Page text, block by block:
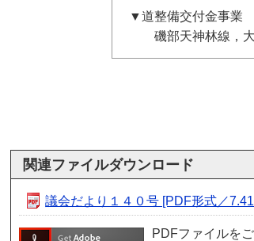
▼道整備交付金事業
磯部天神林線，大門
関連ファイルダウンロード
議会だより１４０号 [PDF形式／
PDFファイルを